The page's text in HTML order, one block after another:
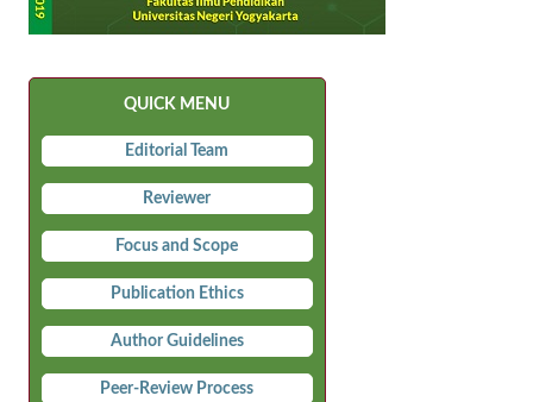
QUICK MENU
Editorial Team
Reviewer
Focus and Scope
Publication Ethics
Author Guidelines
Peer-Review Process